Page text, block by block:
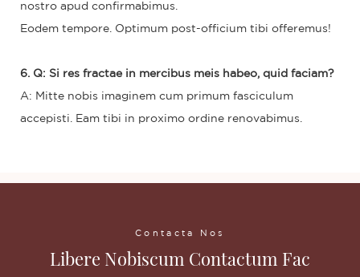
nostro apud confirmabimus.
Eodem tempore. Optimum post-officium tibi offeremus!
6. Q: Si res fractae in mercibus meis habeo, quid faciam?
A: Mitte nobis imaginem cum primum fasciculum
accepisti. Eam tibi in proximo ordine renovabimus.
Contacta Nos
Libere Nobiscum Contactum Fac